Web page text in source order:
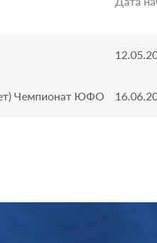
Чемпионат ЮФО